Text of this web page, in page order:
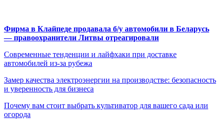
Фирма в Клайпеде продавала б/у автомобили в Беларусь
— правоохранители Литвы отреагировали
Современные тенденции и лайфхаки при доставке
автомобилей из-за рубежа
Замер качества электроэнергии на производстве: безопасность
и уверенность для бизнеса
Почему вам стоит выбрать культиватор для вашего сада или
огорода